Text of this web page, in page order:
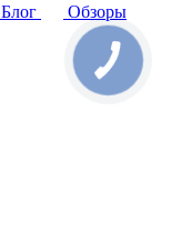
Блог
Обзоры